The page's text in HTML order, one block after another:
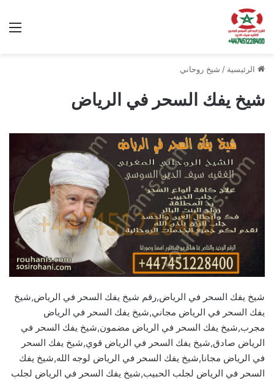
الرئيسية / شيخ روحاني
شيخ يفك السحر في الرياض
شيخ يفك السحر في الرياض,رقم شيخ يفك السحر في الرياض,شيخ
يفك السحر في الرياض مجاني,شيخ يفك السحر في الرياض
مجرب,شيخ يفك السحر في الرياض مضمون,شيخ يفك السحر في
الرياض صادق,شيخ يفك السحر في الرياض قوي,شيخ يفك السحر
في الرياض مجانا,شيخ يفك السحر في الرياض لوجه الله,شيخ يفك
السحر في الرياض لجلب الحبيب,شيخ يفك السحر في الرياض لجلب